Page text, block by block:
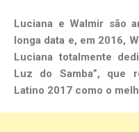
Luciana e Walmir são
longa data e, em 2016,
Luciana totalmente
Luz do Samba”, que
Latino 2017 como o